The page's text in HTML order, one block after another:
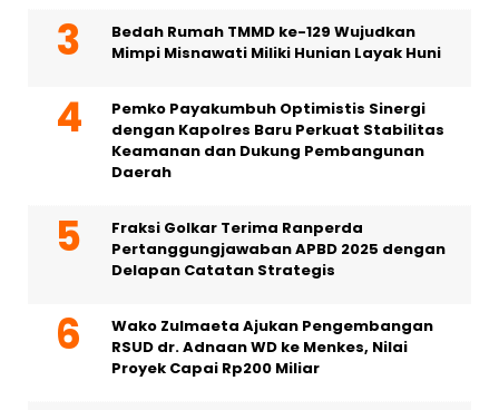
Bedah Rumah TMMD ke-129 Wujudkan
Mimpi Misnawati Miliki Hunian Layak Huni
Pemko Payakumbuh Optimistis Sinergi
dengan Kapolres Baru Perkuat Stabilitas
Keamanan dan Dukung Pembangunan
Daerah
Fraksi Golkar Terima Ranperda
Pertanggungjawaban APBD 2025 dengan
Delapan Catatan Strategis
Wako Zulmaeta Ajukan Pengembangan
RSUD dr. Adnaan WD ke Menkes, Nilai
Proyek Capai Rp200 Miliar